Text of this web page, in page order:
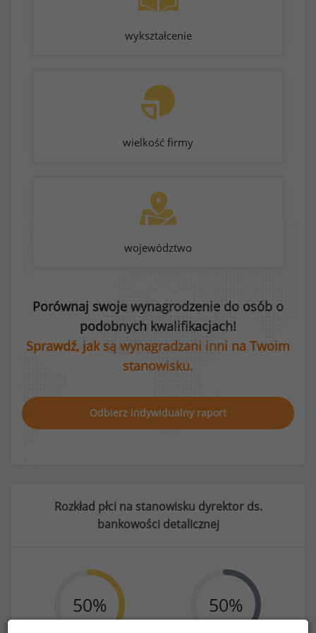
wykształcenie
wielkość firmy
województwo
Porównaj swoje wynagrodzenie do osób o
podobnych kwalifikacjach!
Sprawdź, jak są wynagradzani inni na Twoim
stanowisku.
Odbierz indywidualny raport
Rozkład płci na stanowisku dyrektor ds.
bankowości detalicznej
50% 50%